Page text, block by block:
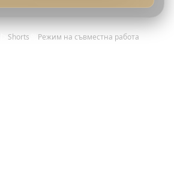
Shorts Режим на съвместна работа